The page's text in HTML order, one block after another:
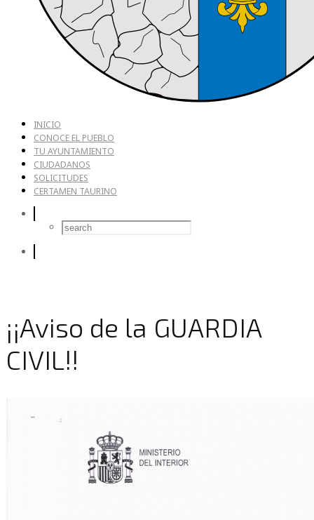
INICIO
CONOCE EL PUEBLO
TU AYUNTAMIENTO
CIUDADANOS
SOLICITUDES
CERTAMEN TAURINO
¡¡Aviso de la GUARDIA
CIVIL!!